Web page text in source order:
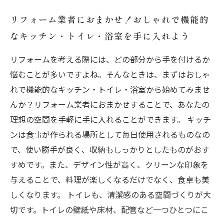
リフォーム業者におまかせ！おしゃれで機能的
なキッチン・トイレ・浴室を手に入れよう
リフォームを考える際には、どの部分から手を付けるか
悩むことが多いですよね。そんなときは、まずはおしゃ
れで機能的なキッチン・トイレ・浴室から始めてみませ
んか？リフォーム業者におまかせすることで、あなたの
理想の空間を手軽に手に入れることができます。 キッチ
ンは食事が作られる場所として毎日使用されるものなの
で、使い勝手が良く、収納もしっかりとしたものがおす
すめです。また、デザイン性が高く、クリーンな印象を
与えることで、料理が楽しくなるだけでなく、食卓も美
しくなります。 トイレも、清潔感のある空間づくりが大
切です。トイレの壁紙や床材、配管など一つひとつにこ